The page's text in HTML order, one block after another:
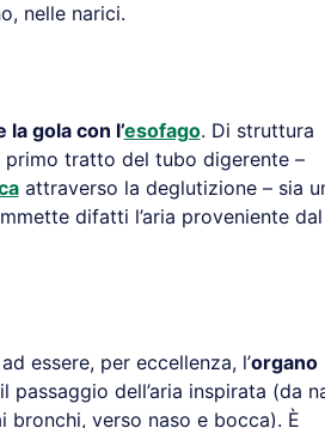
nelle narici.
gola con l’esofago. Di struttura
primo tratto del tubo digerente –
attraverso la deglutizione – sia
difatti l’aria proveniente dal
essere, per eccellenza, l’organo
passaggio dell’aria inspirata (da
verso naso e bocca). È